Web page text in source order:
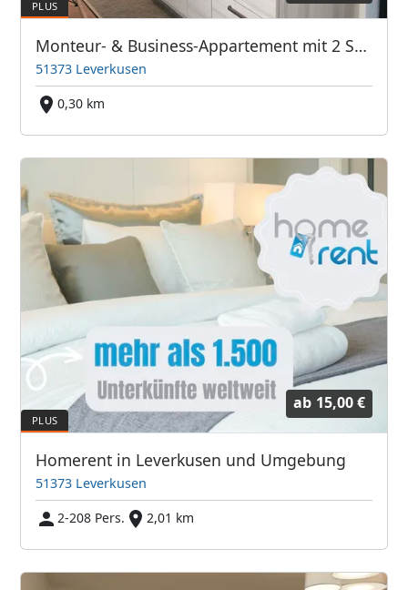
Monteur- & Business-Appartement mit 2 Schlafzimmern & 3 Betten- für 4 Personen am BAYER-KREUZ -Sauna & Dachterrasse - 4tes OG - kein Lift -
51373 Leverkusen
0,30 km
ab 15,00 €
Homerent in Leverkusen und Umgebung
51373 Leverkusen
2-208 Pers.
2,01 km